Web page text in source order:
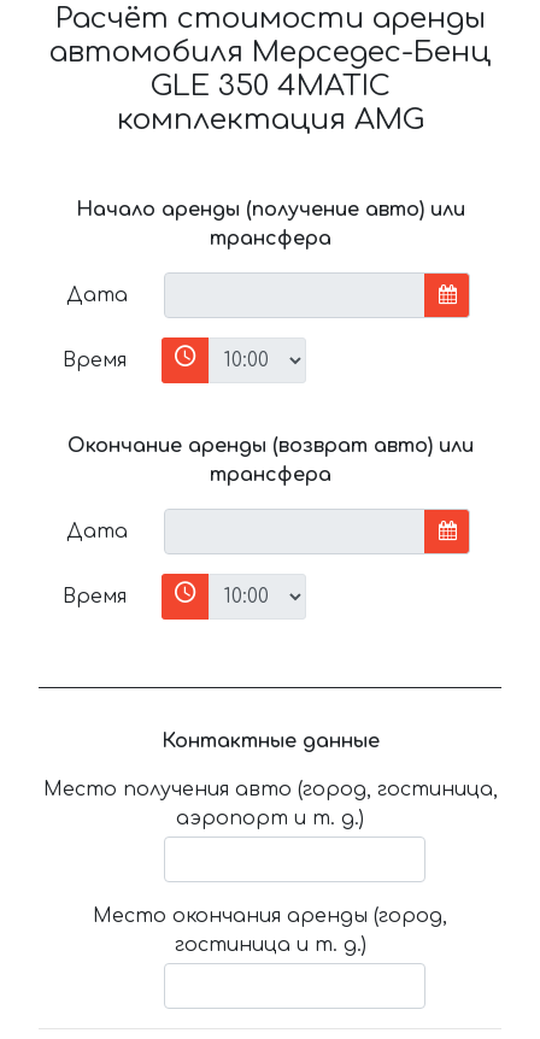
Расчёт стоимости аренды
автомобиля Мерседес-Бенц
GLE 350 4MATIC
комплектация AMG
Начало аренды (получение авто) или
трансфера
Дата
Время
Окончание аренды (возврат авто) или
трансфера
Дата
Время
Контактные данные
Место получения авто (город, гостиница,
аэропорт и т. д.)
Место окончания аренды (город,
гостиница и т. д.)